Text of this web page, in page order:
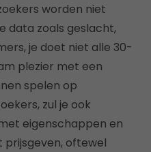
worden niet
data zoals geslacht,
je doet niet alle 30-
plezier met een
spelen op
zul je ook
eigenschappen en
prijsgeven, oftewel